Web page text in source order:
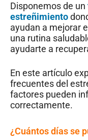
Disponemos de un
estreñimiento
ayudan a mejorar
una rutina
ayudarte a
En este artículo
frecuentes del
factores pueden
correctamente.
¿Cuántos días se